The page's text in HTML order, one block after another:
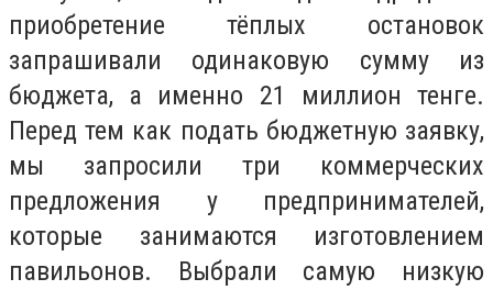
приобретение тёплых остановок
запрашивали одинаковую сумму из
бюджета, а именно 21 миллион тенге.
Перед тем как подать бюджетную заявку,
мы запросили три коммерческих
предложения у предпринимателей,
которые занимаются изготовлением
павильонов. Выбрали самую низкую